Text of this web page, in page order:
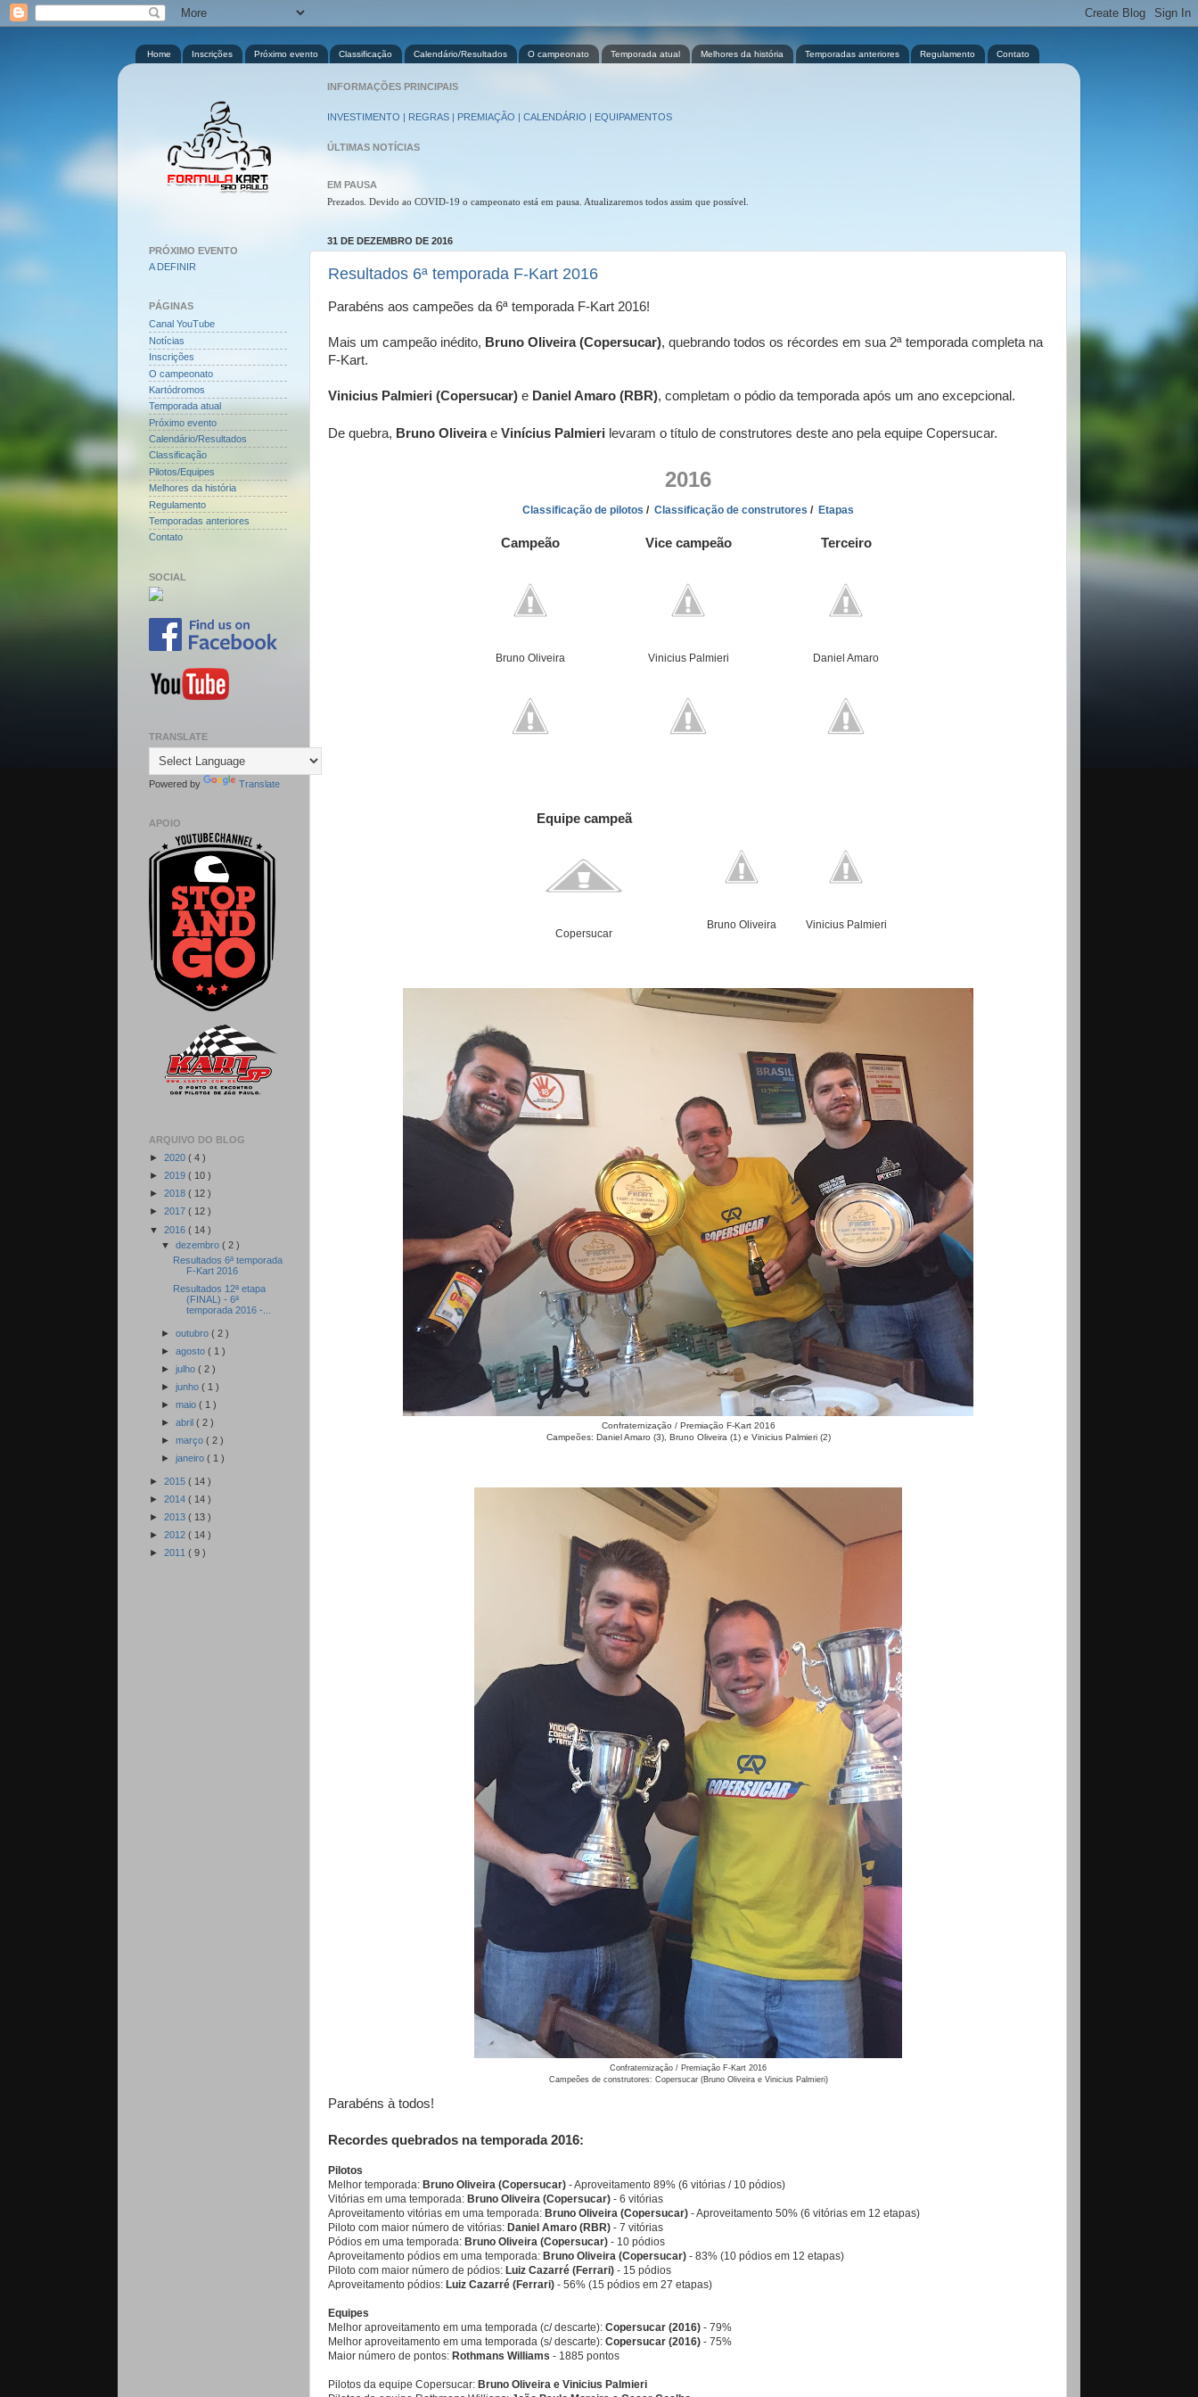
Home Inscrições Próximo evento Classificação Calendário/Resultados O campeonato Temporada atual Melhores da história Temporadas anteriores Regulamento Contato
INFORMAÇÕES PRINCIPAIS
INVESTIMENTO | REGRAS | PREMIAÇÃO | CALENDÁRIO | EQUIPAMENTOS
ÚLTIMAS NOTÍCIAS
EM PAUSA
Prezados. Devido ao COVID-19 o campeonato está em pausa. Atualizaremos todos assim que possível.
31 DE DEZEMBRO DE 2016
Resultados 6ª temporada F-Kart 2016
Parabéns aos campeões da 6ª temporada F-Kart 2016!
Mais um campeão inédito, Bruno Oliveira (Copersucar), quebrando todos os récordes em sua 2ª temporada completa na
F-Kart.
Vinicius Palmieri (Copersucar) e Daniel Amaro (RBR), completam o pódio da temporada após um ano excepcional.
De quebra, Bruno Oliveirae Vinícius Palmieri levaram o título de construtores deste ano pela equipe Copersucar.
2016
Classificação de pilotos / Classificação de construtores / Etapas
Campeão
Bruno Oliveira
Vice campeão
Vinicius Palmieri
Terceiro
Daniel Amaro
Equipe campeã
Copersucar
Bruno Oliveira Vinicius Palmieri
Confraternização / Premiação F-Kart 2016
Campeões: Daniel Amaro (3), Bruno Oliveira (1) e Vinicius Palmieri (2)
Confraternização / Premiação F-Kart 2016
Campeões de construtores: Copersucar (Bruno Oliveira e Vinicius Palmieri)
Parabéns à todos!
Recordes quebrados na temporada 2016:
Pilotos
Melhor temporada: Bruno Oliveira (Copersucar) - Aproveitamento 89% (6 vitórias / 10 pódios)
Vitórias em uma temporada: Bruno Oliveira (Copersucar) - 6 vitórias
Aproveitamento vitórias em uma temporada: Bruno Oliveira (Copersucar) - Aproveitamento 50% (6 vitórias em 12 etapas)
Piloto com maior número de vitórias: Daniel Amaro (RBR) - 7 vitórias
Pódios em uma temporada: Bruno Oliveira (Copersucar) - 10 pódios
Aproveitamento pódios em uma temporada: Bruno Oliveira (Copersucar) - 83% (10 pódios em 12 etapas)
Piloto com maior número de pódios: Luiz Cazarré (Ferrari) - 15 pódios
Aproveitamento pódios: Luiz Cazarré (Ferrari) - 56% (15 pódios em 27 etapas)
Equipes
Melhor aproveitamento em uma temporada (c/ descarte): Copersucar (2016) - 79%
Melhor aproveitamento em uma temporada (s/ descarte): Copersucar (2016) - 75%
Maior número de pontos: Rothmans Williams - 1885 pontos
Pilotos da equipe Copersucar: Bruno Oliveira e Vinicius Palmieri
PRÓXIMO EVENTO
A DEFINIR
PÁGINAS
Canal YouTube
Notícias
Inscrições
O campeonato
Kartódromos
Temporada atual
Próximo evento
Calendário/Resultados
Classificação
Pilotos/Equipes
Melhores da história
Regulamento
Temporadas anteriores
Contato
SOCIAL
TRANSLATE
Powered by Translate
APOIO
ARQUIVO DO BLOG
► 2020 ( 4 )
► 2019 ( 10 )
► 2018 ( 12 )
► 2017 ( 12 )
▼ 2016 ( 14 )
▼ dezembro ( 2 )
Resultados 6ª temporada
F-Kart 2016
Resultados 12ª etapa
(FINAL) - 6ª
temporada 2016 -...
► outubro ( 2 )
► agosto ( 1 )
► julho ( 2 )
► junho ( 1 )
► maio ( 1 )
► abril ( 2 )
► março ( 2 )
► janeiro ( 1 )
► 2015 ( 14 )
► 2014 ( 14 )
► 2013 ( 13 )
► 2012 ( 14 )
► 2011 ( 9 )